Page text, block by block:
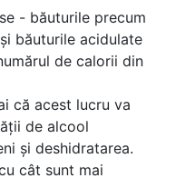
- băuturile precum
băuturile acidulate
de calorii din
că acest lucru va
de alcool
și deshidratarea.
cât sunt mai